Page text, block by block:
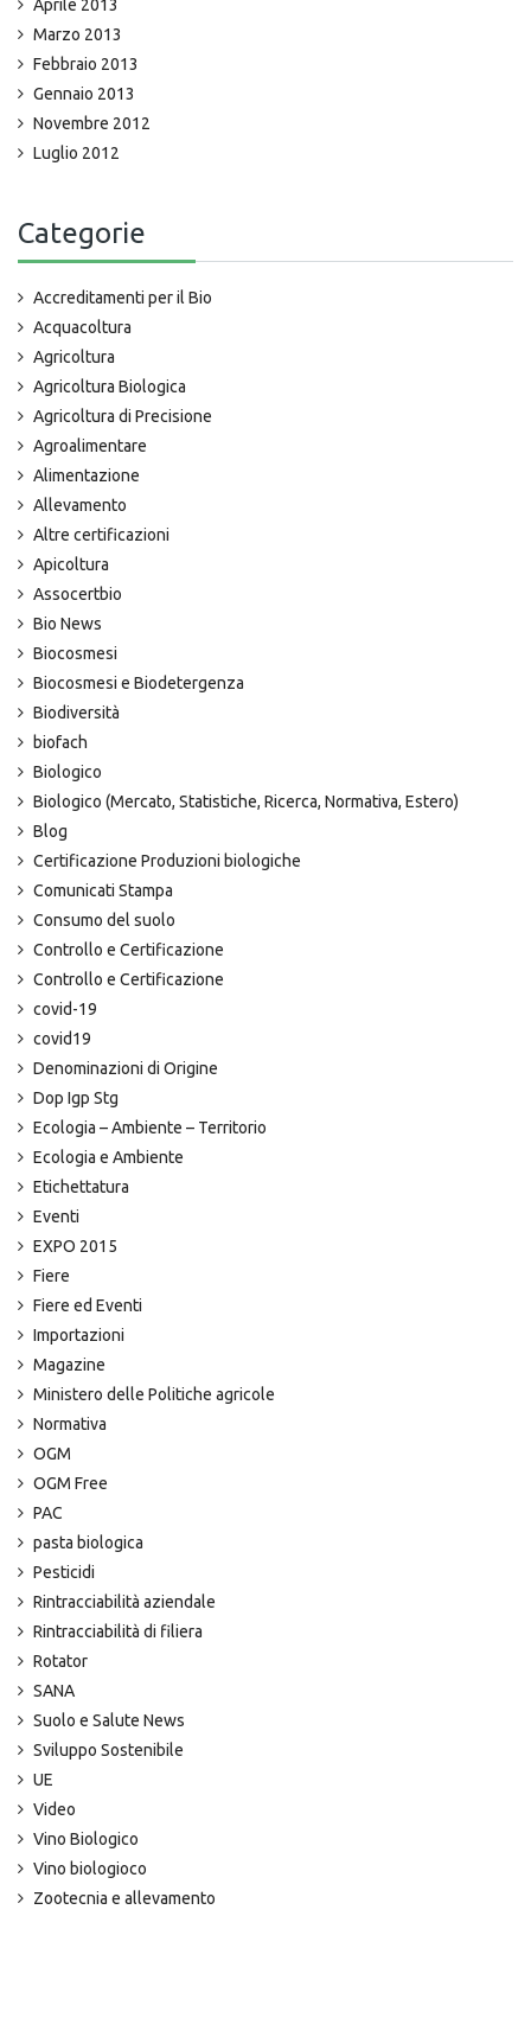
Aprile 2013
Marzo 2013
Febbraio 2013
Gennaio 2013
Novembre 2012
Luglio 2012
Categorie
Accreditamenti per il Bio
Acquacoltura
Agricoltura
Agricoltura Biologica
Agricoltura di Precisione
Agroalimentare
Alimentazione
Allevamento
Altre certificazioni
Apicoltura
Assocertbio
Bio News
Biocosmesi
Biocosmesi e Biodetergenza
Biodiversità
biofach
Biologico
Biologico (Mercato, Statistiche, Ricerca, Normativa, Estero)
Blog
Certificazione Produzioni biologiche
Comunicati Stampa
Consumo del suolo
Controllo e Certificazione
Controllo e Certificazione
covid-19
covid19
Denominazioni di Origine
Dop Igp Stg
Ecologia – Ambiente – Territorio
Ecologia e Ambiente
Etichettatura
Eventi
EXPO 2015
Fiere
Fiere ed Eventi
Importazioni
Magazine
Ministero delle Politiche agricole
Normativa
OGM
OGM Free
PAC
pasta biologica
Pesticidi
Rintracciabilità aziendale
Rintracciabilità di filiera
Rotator
SANA
Suolo e Salute News
Sviluppo Sostenibile
UE
Video
Vino Biologico
Vino biologioco
Zootecnia e allevamento